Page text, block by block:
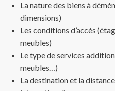
La nature des biens à
dimensions)
Les conditions d’accès
meubles)
Le type de services
meubles…)
La destination et la